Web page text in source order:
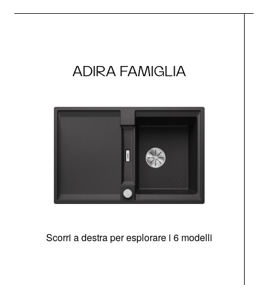
ADIRA FAMIGLIA
Scorri a destra per esplorare i 6 modelli